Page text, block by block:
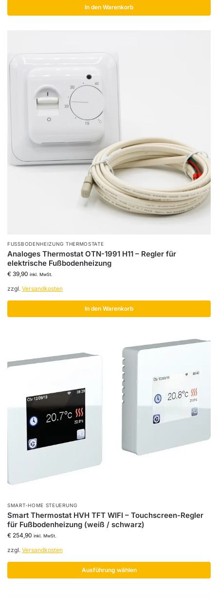
In den Warenkorb
FUSSBODENHEIZUNG THERMOSTATE
Analoges Thermostat OTN-1991 H11 – Regler für
elektrische Fußbodenheizung
€ 39,90 inkl. MwSt.
zzgl. Versandkosten
In den Warenkorb
SMART-HOME STEUERUNG
Smart Thermostat HVH TFT WIFI – Touchscreen-Regler
für Fußbodenheizung (weiß / schwarz)
€ 254,90 inkl. MwSt.
zzgl. Versandkosten
Ausführung wählen